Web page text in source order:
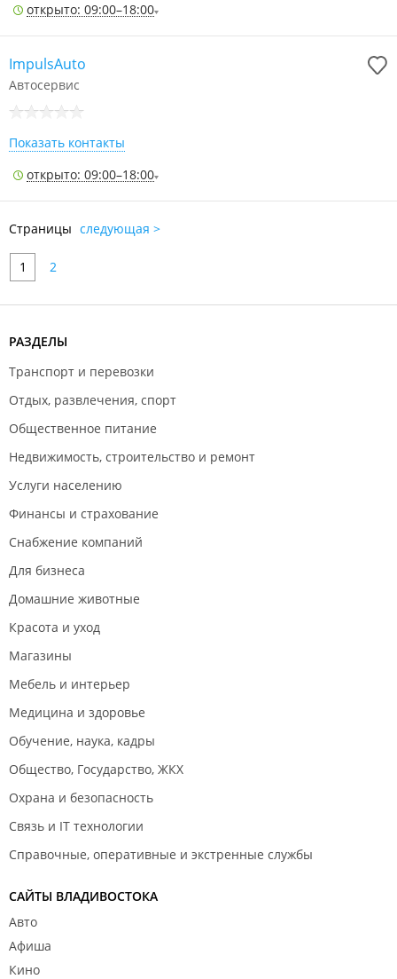
открыто: 09:00–18:00
ImpulsAuto
Автосервис
Показать контакты
открыто: 09:00–18:00
Страницы следующая >
1 2
РАЗДЕЛЫ
Транспорт и перевозки
Отдых, развлечения, спорт
Общественное питание
Недвижимость, строительство и ремонт
Услуги населению
Финансы и страхование
Снабжение компаний
Для бизнеса
Домашние животные
Красота и уход
Магазины
Мебель и интерьер
Медицина и здоровье
Обучение, наука, кадры
Общество, Государство, ЖКХ
Охрана и безопасность
Связь и IT технологии
Справочные, оперативные и экстренные службы
САЙТЫ ВЛАДИВОСТОКА
Авто
Афиша
Кино